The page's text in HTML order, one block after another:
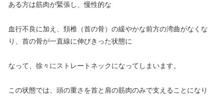
ある方は筋肉が緊張し、慢性的な
血行不良に加え、頚椎（首の骨）の緩やかな前方の湾曲がなくな
り、首の骨が一直線に伸びきった状態に
なって、徐々にストレートネックになってしまいます。
この状態では、頭の重さを首と肩の筋肉のみで支えることになり